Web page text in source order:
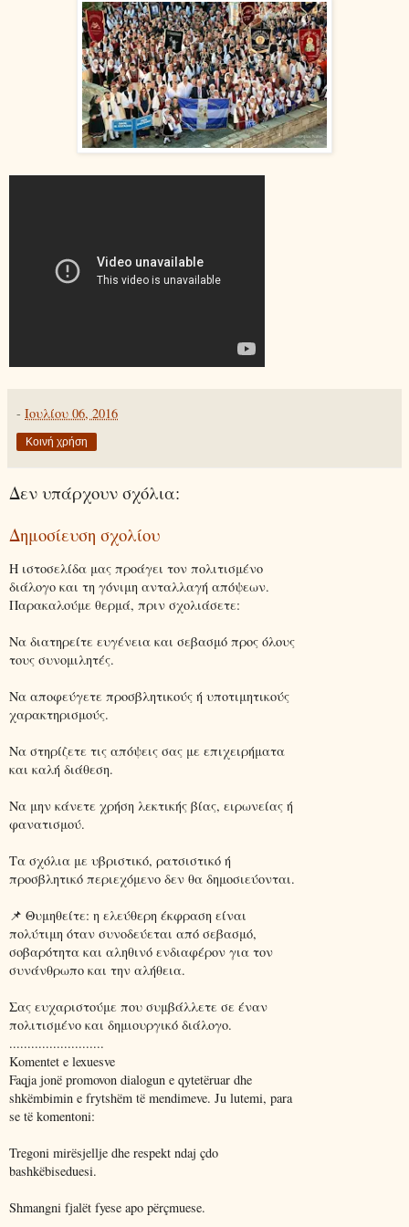
- Ιουλίου 06, 2016
Κοινή χρήση
Δεν υπάρχουν σχόλια:
Δημοσίευση σχολίου
Η ιστοσελίδα μας προάγει τον πολιτισμένο
διάλογο και τη γόνιμη ανταλλαγή απόψεων.
Παρακαλούμε θερμά, πριν σχολιάσετε:
Να διατηρείτε ευγένεια και σεβασμό προς όλους
τους συνομιλητές.
Να αποφεύγετε προσβλητικούς ή υποτιμητικούς
χαρακτηρισμούς.
Να στηρίζετε τις απόψεις σας με επιχειρήματα
και καλή διάθεση.
Να μην κάνετε χρήση λεκτικής βίας, ειρωνείας ή
φανατισμού.
Τα σχόλια με υβριστικό, ρατσιστικό ή
προσβλητικό περιεχόμενο δεν θα δημοσιεύονται.
📌 Θυμηθείτε: η ελεύθερη έκφραση είναι
πολύτιμη όταν συνοδεύεται από σεβασμό,
σοβαρότητα και αληθινό ενδιαφέρον για τον
συνάνθρωπο και την αλήθεια.
Σας ευχαριστούμε που συμβάλλετε σε έναν
πολιτισμένο και δημιουργικό διάλογο.
..........................
Komentet e lexuesve
Faqja jonë promovon dialogun e qytetëruar dhe
shkëmbimin e frytshëm të mendimeve. Ju lutemi, para
se të komentoni:
Tregoni mirësjellje dhe respekt ndaj çdo
bashkëbiseduesi.
Shmangni fjalët fyese apo përçmuese.